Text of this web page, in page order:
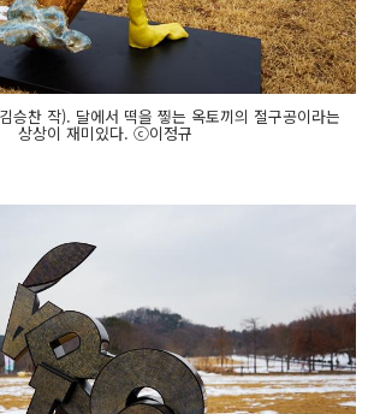
승찬 작). 달에서 떡을 찧는 옥토끼의 절구공이라는
상상이 재미있다. ⓒ이정규